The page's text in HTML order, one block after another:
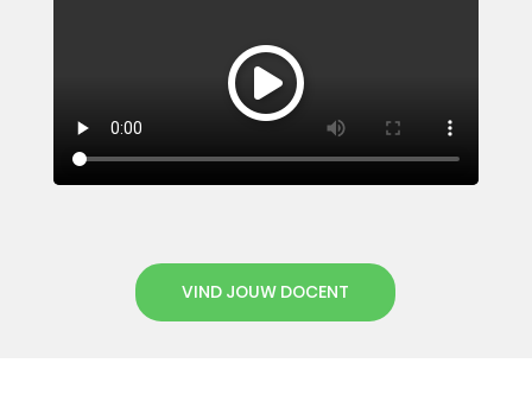
VIND JOUW DOCENT